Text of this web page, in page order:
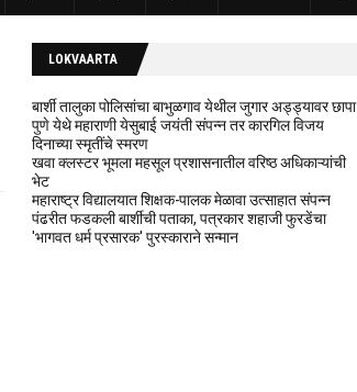
LOKVAARTA
बार्शी तालुका पोलिसांचा बाभुळगाव येथील जुगार अड्ड्यावर छापा
पुणे येथे महाराणी येसुबाई जयंती संपन्न तर कारगिल विजय
दिनाच्या स्मृतींचे स्मरण
खवा क्लस्टर भूमला महसूल प्रशासनातील वरिष्ठ अधिकाऱ्यांची
भेट
महाराष्ट्र विद्यालयात शिक्षक-पालक मेळावा उत्साहात संपन्न
पंढरीत फडकली बार्शीची पताका, पत्रकार शहाजी फुरडेंचा
'भागवत धर्म प्रसारक' पुरस्काराने सन्मान